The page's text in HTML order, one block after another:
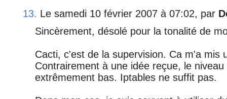
13. Le samedi 10 février 2007 à 07:02, par
Sincèrement, désolé pour la tonalité de
Cacti, c'est de la supervision. Ca m'a mis
Contrairement à une idée reçue, le
extrêmement bas. Iptables ne suffit pas.